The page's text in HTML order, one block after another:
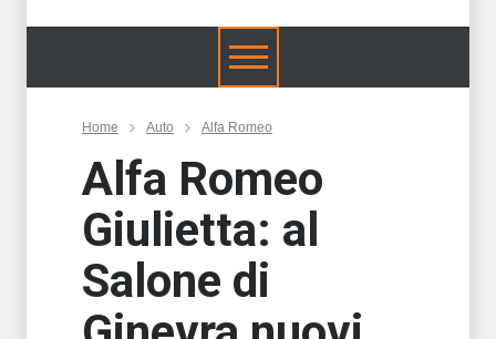
Home Auto Alfa Romeo
Alfa Romeo
Giulietta: al
Salone di